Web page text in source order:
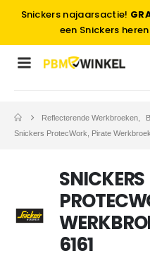
Snickers najaarsactie!
een Snickers
Reflecterende Werkbroeken
Snickers ProtecWork, Pirate
SNICKERS
6161